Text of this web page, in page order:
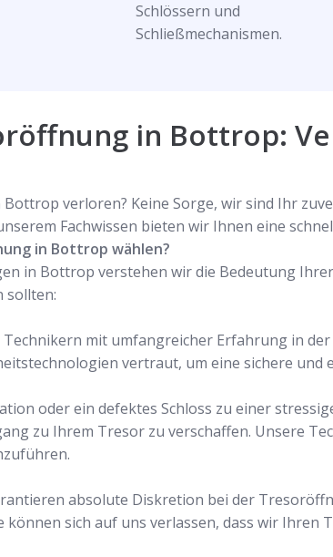
Schlössern und
Schließmechanismen.
in Bottrop:
verloren? Keine Sorge, wir sind Ihr
Fachwissen bieten wir Ihnen eine
in Bottrop wählen?
in Bottrop verstehen wir die Bedeutung
sollten:
mit umfangreicher Erfahrung in
vertraut, um eine sichere und
oder ein defektes Schloss zu einer
zu Ihrem Tresor zu verschaffen. Unsere
absolute Diskretion bei der
können sich auf uns verlassen, dass wir